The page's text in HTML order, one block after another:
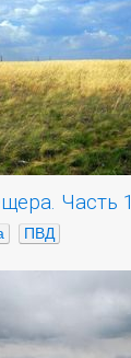
Часть 1
ПВД